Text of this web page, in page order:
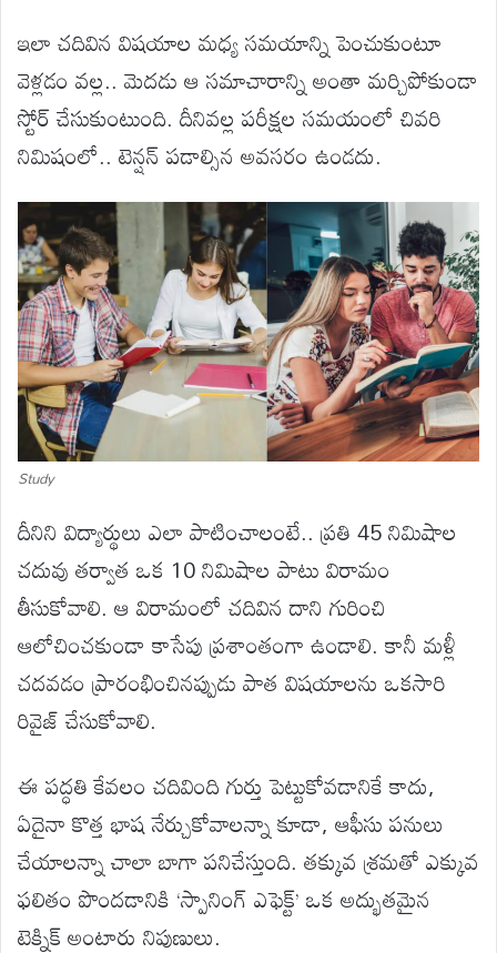
ఇలా చదివిన విషయాల మధ్య సమయాన్ని పెంచుకుంటూ
వెళ్లడం వల్ల.. మెదడు ఆ సమాచారాన్ని అంతా మర్చిపోకుండా
స్టోర్ చేసుకుంటుంది. దీనివల్ల పరీక్షల సమయంలో చివరి
నిమిషంలో.. టెన్షన్ పడాల్సిన అవసరం ఉండదు.
Study
దీనిని విద్యార్థులు ఎలా పాటించాలంటే.. ప్రతి 45 నిమిషాల
చదువు తర్వాత ఒక 10 నిమిషాల పాటు విరామం
తీసుకోవాలి. ఆ విరామంలో చదివిన దాని గురించి
ఆలోచించకుండా కాసేపు ప్రశాంతంగా ఉండాలి. కానీ మళ్లీ
చదవడం ప్రారంభించినప్పుడు పాత విషయాలను ఒకసారి
రివైజ్ చేసుకోవాలి.
ఈ పద్ధతి కేవలం చదివింది గుర్తు పెట్టుకోవడానికే కాదు,
ఏదైనా కొత్త భాష నేర్చుకోవాలన్నా కూడా, ఆఫీసు పనులు
చేయాలన్నా చాలా బాగా పనిచేస్తుంది. తక్కువ శ్రమతో ఎక్కువ
ఫలితం పొందడానికి ‘స్పానింగ్ ఎఫెక్ట్’ ఒక అద్భుతమైన
టెక్నిక్ అంటారు నిపుణులు.